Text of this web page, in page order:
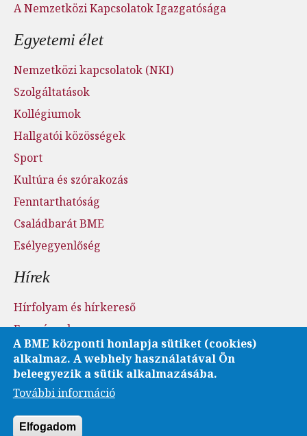
A Nemzetközi Kapcsolatok Igazgatósága
Egyetemi élet
Nemzetközi kapcsolatok (NKI)
Szolgáltatások
Kollégiumok
Hallgatói közösségek
Sport
Kultúra és szórakozás
Fenntarthatóság
Családbarát BME
Esélyegyenlőség
Hírek
Hírfolyam és hírkereső
Események
Sajtószoba - sajtófigyelés
Karrier és pályázatok
Fotó- és videótár
A BME központi honlapja sütiket (cookies)
alkalmaz. A webhely használatával Ön
beleegyezik a sütik alkalmazásába.
További információ
Elfogadom